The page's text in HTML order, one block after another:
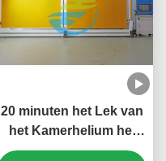
20 minuten het Lek van
het Kamerhelium het
Testen Materiaal 0.1Mpa